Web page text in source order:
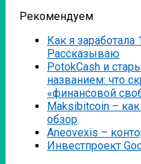
Рекомендуем
Как я
Рассказываю
PotokCash и
названием: что
«финансовой
Мaksibitcoin –
обзор
Аneovexis –
Инвестпроект